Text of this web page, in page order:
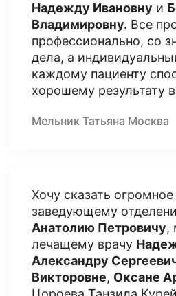
Надежду Ивановну и
Владимировну. Все
профессионально, со
дела, а
каждому пациенту
хорошему результату
Мельник Татьяна Москва
Хочу сказать
заведующему
Анатолию Петровичу,
лечащему врачу
Александру
Викторовне, Оксане